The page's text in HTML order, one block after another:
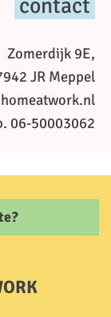
Zomerdijk 9E,
JR Meppel
06-50003062